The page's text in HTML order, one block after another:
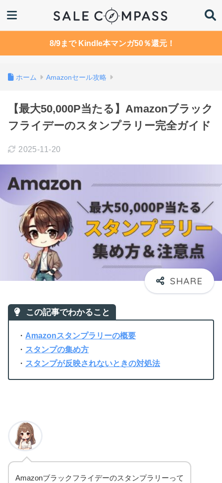
8/9まで Kindle本マンガ50％還元！
ホーム Amazonセール攻略
【最大50,000P当たる】Amazonブラック
フライデーのスタンプラリー完全ガイド
2025-11-20
この記事でわかること
・ Amazonスタンプラリーの概要
・ スタンプの集め方
・ スタンプが反映されないときの対処法
Amazonブラックフライデーのスタンプラリーって